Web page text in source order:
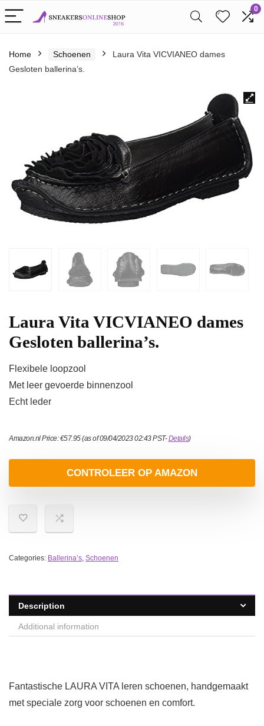
0
Home Schoenen
Laura Vita VICVIANEO dames
Gesloten ballerina’s.
Laura Vita VICVIANEO dames
Gesloten ballerina’s.
Flexibele loopzool
Met leer gevoerde binnenzool
Echt leder
Amazon.nl Price:€57.95(as of 09/04/2023 02:43 PST-Details)
CONTROLEER OP AMAZON
Categories: Ballerina’s, Schoenen
Description
Additional information
Fantastische LAURA VITA leren schoenen, handgemaakt
met speciale zorg voor schoenen en comfort.